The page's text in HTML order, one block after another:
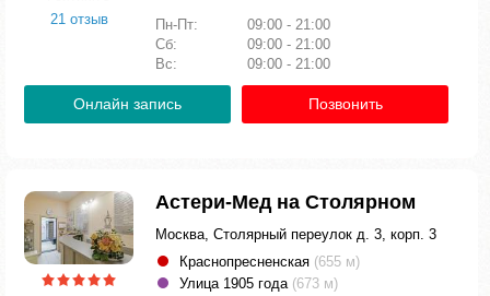
21 отзыв Пн-Пт:
09:00 - 21:00
Сб:
09:00 - 21:00
Вс:
09:00 - 21:00
Онлайн запись Позвонить
Астери-Мед на Столярном
Москва, Столярный переулок д. 3, корп. 3
Краснопресненская (655 м)
Улица 1905 года (673 м)